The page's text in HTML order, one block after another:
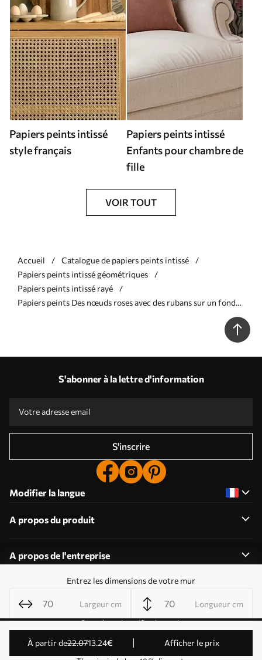
Entrez les dimensions de votre mur
Largeur cm Longueur cm
à partir de22.0713.24€ Afficher le prix
Papiers peints intissé
style français
Papiers peints intissé
Enfants pour chambre de
fille
VOIR TOUT
Accueil
Catalogue de papiers peints intissé
Papiers peints intissé géométriques
Papiers peints intissé rayé
Papiers peints Des nœuds roses avec des rubans sur un fond
S'abonner à la lettre d'information
S'inscrire
Modifier la langue
A propos du produit
A propos de l'entreprise
Modifier les autorisations relatives aux cookies
Paramètres de notification push
© 2011-2026 Uwalls . Tous droits réservés. Exploité par
KLW Sp. z o.o. Numéro de TVA : PL9223057591.